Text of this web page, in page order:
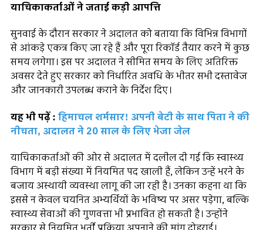
याचिकाकर्ताओं ने जताई कड़ी आपत्ति
सुनवाई के दौरान सरकार ने अदालत को बताया कि विभिन्न विभागों
से आंकड़े एकत्र किए जा रहे हैं और पूरा रिकॉर्ड तैयार करने में कुछ
समय लगेगा। इस पर अदालत ने सीमित समय के लिए अतिरिक्त
अवसर देते हुए सरकार को निर्धारित अवधि के भीतर सभी दस्तावेज
और जानकारी उपलब्ध कराने के निर्देश दिए।
यह भी पढ़ें : हिमाचल शर्मसार! अपनी बेटी के साथ पिता ने की
नीचता, अदालत ने 20 साल के लिए भेजा जेल
याचिकाकर्ताओं की ओर से अदालत में दलील दी गई कि स्वास्थ्य
विभाग में बड़ी संख्या में नियमित पद खाली हैं, लेकिन उन्हें भरने के
बजाय अस्थायी व्यवस्था लागू की जा रही है। उनका कहना था कि
इससे न केवल चयनित अभ्यर्थियों के भविष्य पर असर पड़ेगा, बल्कि
स्वास्थ्य सेवाओं की गुणवत्ता भी प्रभावित हो सकती है। उन्होंने